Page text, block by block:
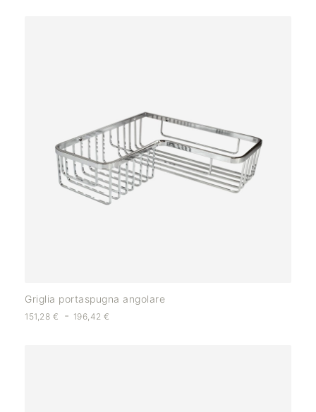
Griglia portaspugna angolare
151,28 € - 196,42€